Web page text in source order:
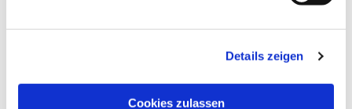
Details zeigen
Cookies zulassen